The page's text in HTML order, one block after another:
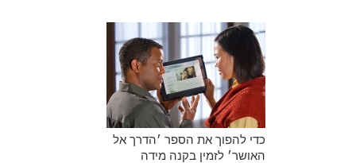
כדי להפוך את הספר ׳הדרך אל
האושר׳ לזמין בקנה מידה